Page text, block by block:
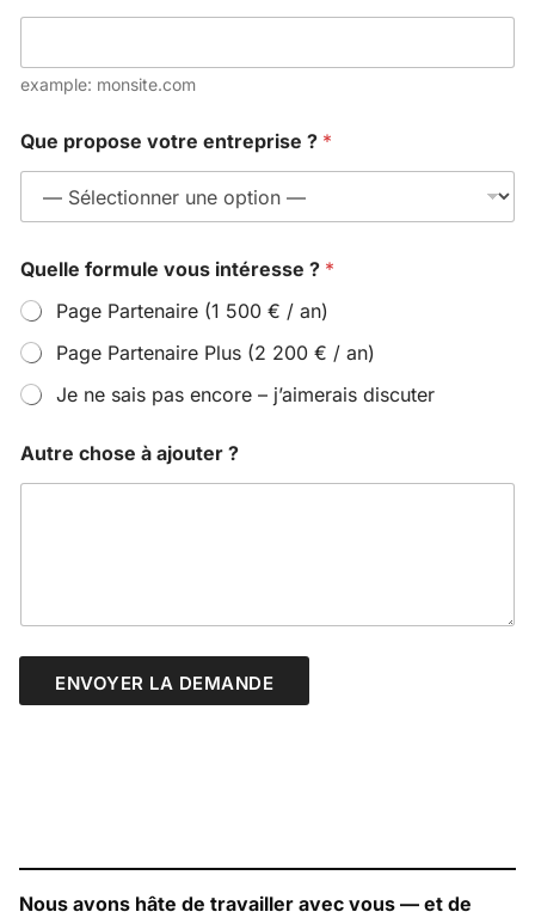
example: monsite.com
i
n
e
n
e
t
à
Que propose votre entreprise ? *
Quelle formule vous intéresse ? *
Page Partenaire (1 500 € / an)
Page Partenaire Plus (2 200 € / an)
Je ne sais pas encore – j’aimerais discuter
Autre chose à ajouter ?
ENVOYER LA DEMANDE
Nous avons hâte de travailler avec vous — et de